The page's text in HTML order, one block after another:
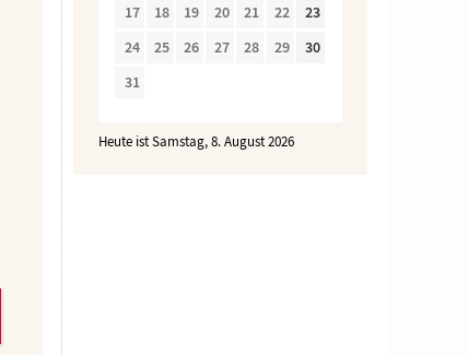
17
18 19 20 21 22
23
24
25 26 27 28 29
30
31
Heute ist Samstag, 8. August 2026